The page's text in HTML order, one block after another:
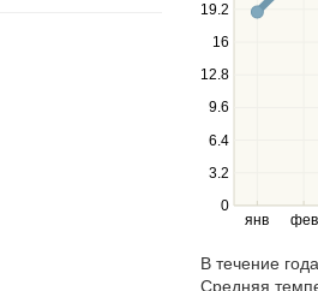
янв фев
0
3.2
6.4
9.6
12.8
16
19.2
to
navigate
series.
Use
the
and
right
navigate
В течение
Средняя